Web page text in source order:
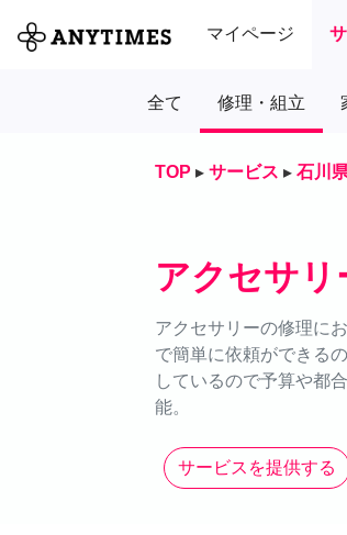
マイページ
全て 修理・組立
TOP ▸ サービス ▸ 石川
アクセサリ
アクセサリーの修理に
で簡単に依頼ができる
しているので予算や都
能。
サービスを提供する